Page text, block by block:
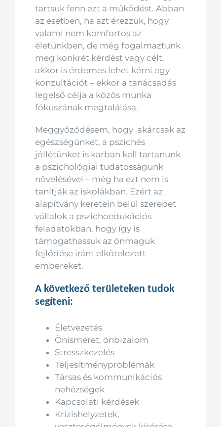
tartsuk fenn ezt a működést. Abban
az esetben, ha azt érezzük, hogy
valami nem komfortos az
életünkben, de még fogalmaztunk
meg konkrét kérdést vagy célt,
akkor is érdemes lehet kérni egy
konzultációt – ekkor a tanácsadás
legelső célja a közös munka
fókuszának megtalálása.
Meggyőződésem, hogy akárcsak az
egészségünket, a pszichés
jóllétünket is karban kell tartanunk
a pszichológiai tudatosságunk
növelésével – még ha ezt nem is
tanítják az iskolákban. Ezért az
alapítvány keretein belül szerepet
vállalok a pszichoedukációs
feladatokban, hogy így is
támogathassuk az önmaguk
fejlődése iránt elkötelezett
embereket.
A következő területeken tudok
segíteni:
Életvezetés
Önismeret, önbizalom
Stresszkezelés
Teljesítményproblémák
Társas és kommunikációs
nehézségek
Kapcsolati kérdések
Krízishelyzetek,